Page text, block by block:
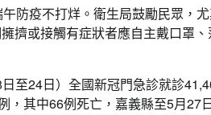
防疫不打烊。衛生局鼓勵民眾，
擠或接觸有症狀者應自主戴口罩
至24日）全國新冠門急診就診
，其中66例死亡，嘉義縣至5月